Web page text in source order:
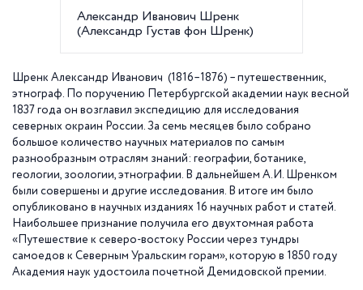
Александр Иванович Шренк
(Александр Густав фон Шренк)
Шренк Александр Иванович (1816–1876) – путешественник,
этнограф. По поручению Петербургской академии наук весной
1837 года он возглавил экспедицию для исследования
северных окраин России. За семь месяцев было собрано
большое количество научных материалов по самым
разнообразным отраслям знаний: географии, ботанике,
геологии, зоологии, этнографии. В дальнейшем А.И. Шренком
были совершены и другие исследования. В итоге им было
опубликовано в научных изданиях 16 научных работ и статей.
Наибольшее признание получила его двухтомная работа
«Путешествие к северо-востоку России через тундры
самоедов к Северным Уральским горам», которую в 1850 году
Академия наук удостоила почетной Демидовской премии.